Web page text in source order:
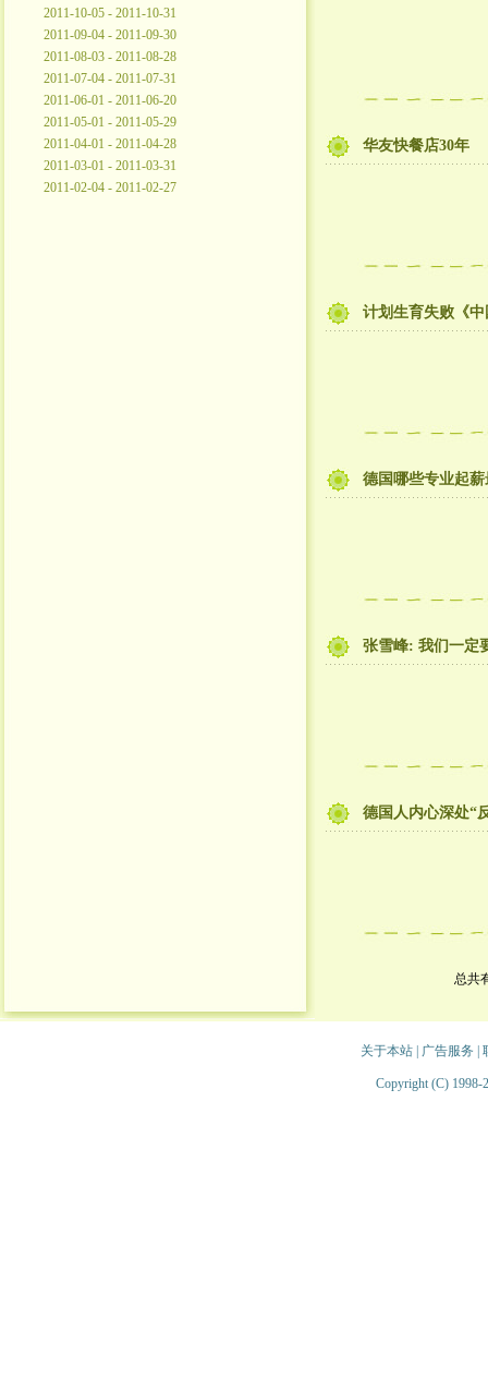
2011-10-05 - 2011-10-31
2011-09-04 - 2011-09-30
2011-08-03 - 2011-08-28
2011-07-04 - 2011-07-31
2011-06-01 - 2011-06-20
2011-05-01 - 2011-05-29
2011-04-01 - 2011-04-28
2011-03-01 - 2011-03-31
2011-02-04 - 2011-02-27
华友快餐店30年
计划生育失败《
德国哪些专业起
张雪峰: 我们一定
德国人内心深处“
总共
关于本站| 广告服务
Copyright (C) 1998-